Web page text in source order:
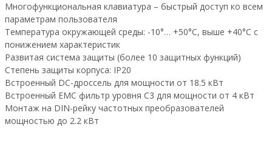
Многофункциональная клавиатура – быстрый доступ ко всем
параметрам пользователя
Температура окружающей среды: -10°… +50°С, выше +40°С с
понижением характеристик
Развитая система защиты (более 10 защитных функций)
Степень защиты корпуса: IP20
Встроенный DC-дроссель для мощности от 18.5 кВт
Встроенный EMC фильтр уровня С3 для мощности от 4 кВт
Монтаж на DIN-рейку частотных преобразователей
мощностью до 2.2 кВт